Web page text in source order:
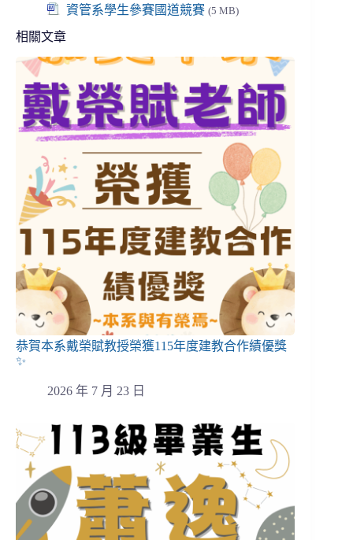
資管系學生參賽國道競賽 (5 MB)
相關文章
恭賀本系戴榮賦教授榮獲115年度建教合作績優獎
✨
2026 年 7 月 23 日